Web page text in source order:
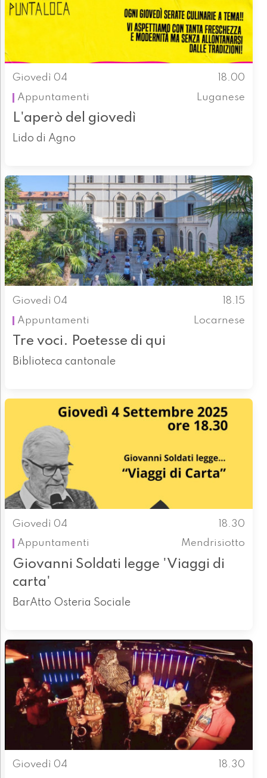
Giovedì 04
18.00
Appuntamenti
Luganese
L'aperò del giovedì
Lido di Agno
Giovedì 04
18.15
Appuntamenti
Locarnese
Tre voci. Poetesse di qui
Biblioteca cantonale
Giovedì 04
18.30
Appuntamenti
Mendrisiotto
Giovanni Soldati legge 'Viaggi di
carta'
BarAtto Osteria Sociale
Giovedì 04
18.30